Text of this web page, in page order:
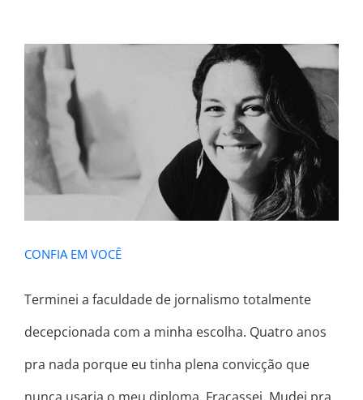
CONFIA EM VOCÊ
CONFIA EM VOCÊ
Terminei a faculdade de jornalismo totalmente
decepcionada com a minha escolha. Quatro anos
pra nada porque eu tinha plena convicção que